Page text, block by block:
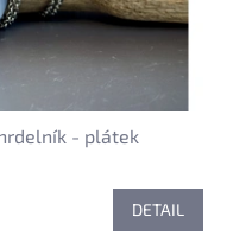
- plátek
DETAIL